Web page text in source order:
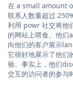
在 a small amount
联系人数量超过
利用 powr 社交将他
的网站上喂食。他
向他们的客户展示
它很好地展示了他们
验。事实上，他们
交互的访问者的参与